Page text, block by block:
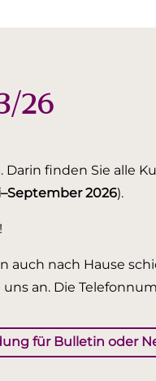
26
Darin finden Sie alle
2026).
auch nach Hause
an. Die
für Bulletin oder